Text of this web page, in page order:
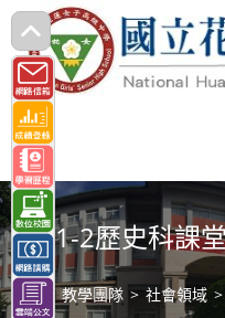
跳
轉
至
主
要
內
容 111-2歷史科課
> 教學團隊 > 社會領域 >